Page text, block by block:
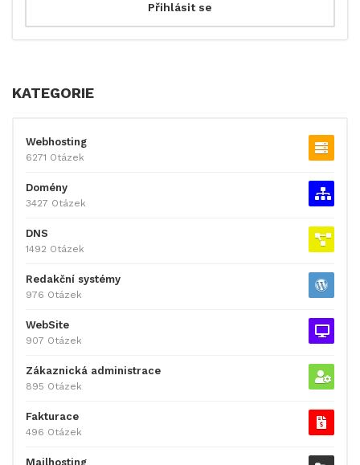
KATEGORIE
Webhosting
6271 Otázek
Domény
3427 Otázek
DNS
1492 Otázek
Redakční systémy
976 Otázek
WebSite
907 Otázek
Zákaznická administrace
895 Otázek
Fakturace
496 Otázek
Mailhosting